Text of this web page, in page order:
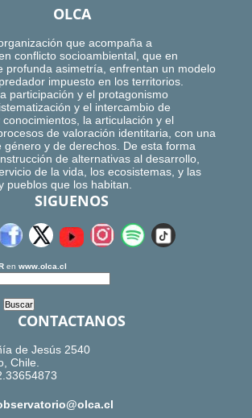
OLCA
que acompaña a
conflicto socioambiental, que en
profunda asimetría, enfrentan un modelo
impuesto en los territorios.
participación y el protagonismo
y el intercambio de
la articulación y el
de valoración identitaria, con una
género y de derechos. De esta forma
de alternativas al desarrollo,
de la vida, los ecosistemas, y las
pueblos que los habitan.
SIGUENOS
en www.olca.cl
CONTACTANOS
de Jesús 2540
Chile.